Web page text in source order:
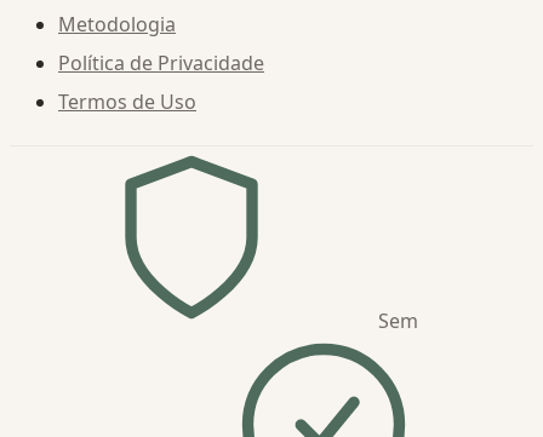
Metodologia
Política de Privacidade
Termos de Uso
Sem